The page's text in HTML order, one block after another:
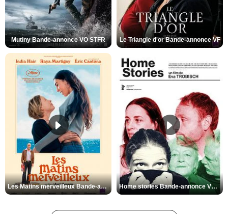
Mutiny Bande-annonce VO STFR Le Triangle d'or Bande-annonce VF
Les Matins merveilleux Bande-annonce VF Home stories Bande-annonce VO STFR